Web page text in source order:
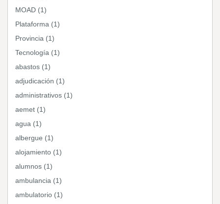
MOAD (1)
Plataforma (1)
Provincia (1)
Tecnología (1)
abastos (1)
adjudicación (1)
administrativos (1)
aemet (1)
agua (1)
albergue (1)
alojamiento (1)
alumnos (1)
ambulancia (1)
ambulatorio (1)